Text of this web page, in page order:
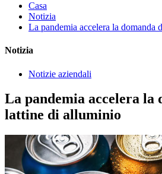
Casa
Notizia
La pandemia accelera la domanda
Notizia
Notizie aziendali
La pandemia accelera la
lattine di alluminio